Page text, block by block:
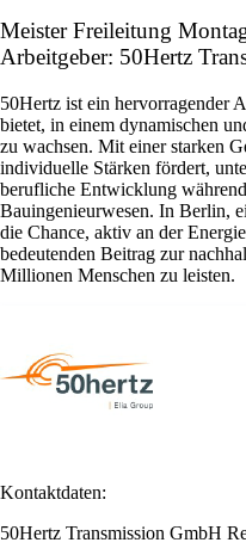
Meister Freileitung
Arbeitgeber: 50Hertz
50Hertz ist ein hervorragender
bietet, in einem dynamischen
zu wachsen. Mit einer starken
individuelle Stärken fördert,
berufliche Entwicklung
Bauingenieurwesen. In Berlin,
die Chance, aktiv an der
bedeutenden Beitrag zur
Millionen Menschen zu leisten.
Kontaktdaten:
50Hertz Transmission GmbH